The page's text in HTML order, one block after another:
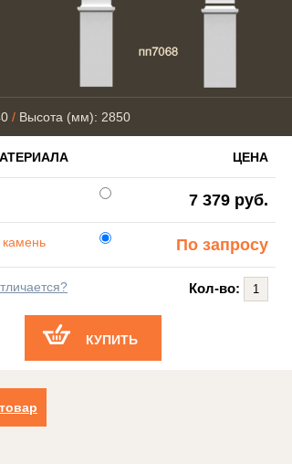
/ Высота (мм): 2850
ЦЕНА
7 379 руб.
камень По запросу
Кол-во:
КУПИТЬ